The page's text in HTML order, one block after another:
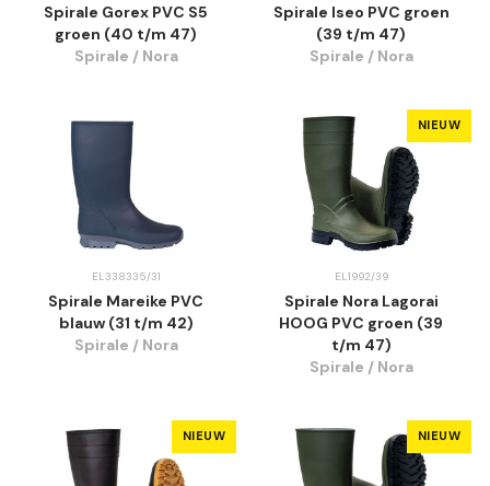
Spirale Gorex PVC S5
groen (40 t/m 47)
Spirale / Nora
Spirale Iseo PVC groen
(39 t/m 47)
Spirale / Nora
EL338335/31
Spirale Mareike PVC
blauw (31 t/m 42)
Spirale / Nora
NIEUW
EL1992/39
Spirale Nora Lagorai
HOOG PVC groen (39
t/m 47)
Spirale / Nora
NIEUW NIEUW